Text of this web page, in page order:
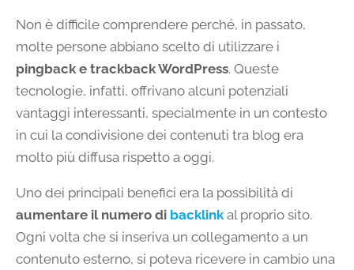
Non è difficile comprendere perché, in passato,
molte persone abbiano scelto di utilizzare i
pingback e trackback WordPress. Queste
tecnologie, infatti, offrivano alcuni potenziali
vantaggi interessanti, specialmente in un contesto
in cui la condivisione dei contenuti tra blog era
molto più diffusa rispetto a oggi.
Uno dei principali benefici era la possibilità di
aumentare il numero di backlinkal proprio sito.
Ogni volta che si inseriva un collegamento a un
contenuto esterno, si poteva ricevere in cambio una